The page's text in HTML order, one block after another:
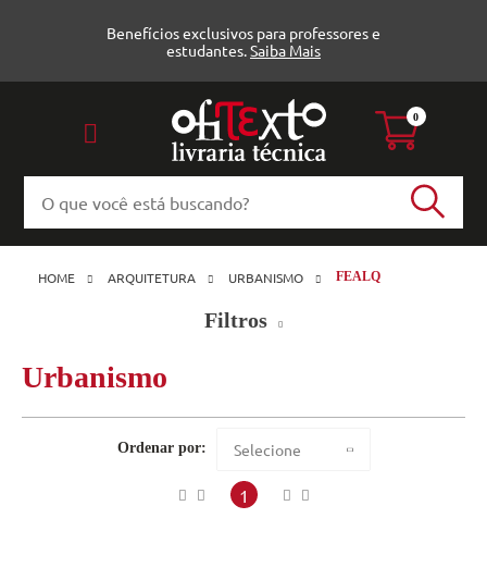
Benefícios exclusivos para professores e
estudantes. Saiba Mais
0
HOME ARQUITETURA URBANISMO FEALQ
Filtros
Urbanismo (1)
FEALQ
Veja todas as opções
Urbanismo
Ordenar por: Selecione
Maior preço
1